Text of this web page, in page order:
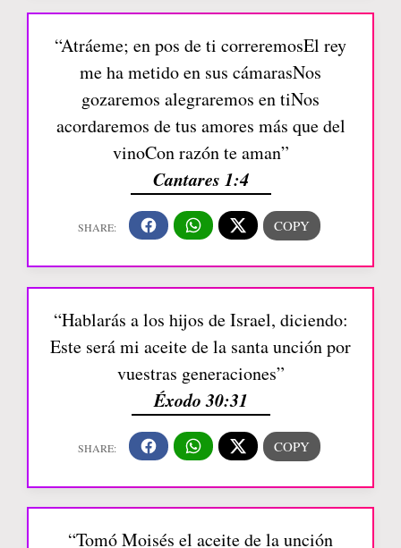
“Atráeme; en pos de ti correremosEl rey
me ha metido en sus cámarasNos
gozaremos alegraremos en tiNos
acordaremos de tus amores más que del
vinoCon razón te aman”
Cantares 1:4
“Hablarás a los hijos de Israel, diciendo:
Este será mi aceite de la santa unción por
vuestras generaciones”
Éxodo 30:31
“Tomó Moisés el aceite de la unción